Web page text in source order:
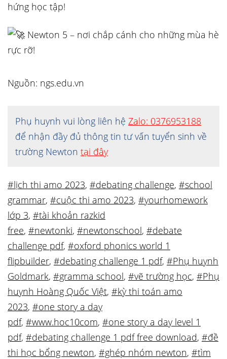
hứng học tập!
Newton 5 – nơi chắp cánh cho những mùa hè
rực rỡ!
Nguồn: ngs.edu.vn
Phụ huynh vui lòng liên hệ Zalo: 0376953188
để nhận đầy đủ thông tin tư vấn tuyển sinh về
trường Newton tại đây
#lịch thi amo 2023, #debating challenge, #school
grammar, #cuộc thi amo 2023, #yourhomework
lớp 3, #tài khoản razkid
free, #newtonki, #newtonschool, #debate
challenge pdf, #oxford phonics world 1
flipbuilder, #debating challenge 1 pdf, #Phụ huynh
Goldmark, #gramma school, #vẽ trường học, #Phụ
huynh Hoàng Quốc Việt, #kỳ thi toán amo
2023, #one story a day
pdf, #www.hoc10com, #one story a day level 1
pdf, #debating challenge 1 pdf free download, #đề
thi học bổng newton, #ghép nhóm newton, #tìm